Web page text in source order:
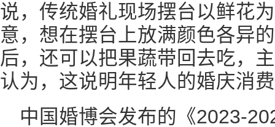
说，传统婚礼现场摆台以鲜花
意，想在摆台上放满颜色各异
后，还可以把果蔬带回去吃，
认为，这说明年轻人的婚庆消
中国婚博会发布的《2023-